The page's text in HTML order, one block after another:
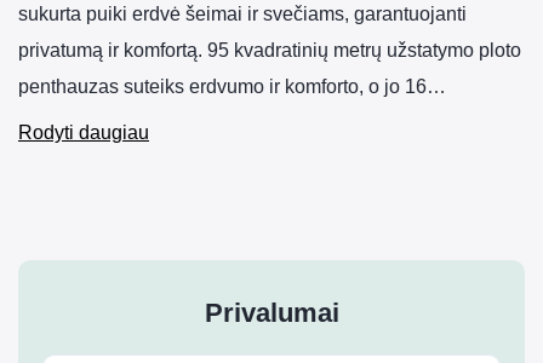
sukurta puiki erdvė šeimai ir svečiams, garantuojanti
privatumą ir komfortą. 95 kvadratinių metrų užstatymo ploto
penthauzas suteiks erdvumo ir komforto, o jo 16…
Rodyti daugiau
Privalumai